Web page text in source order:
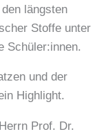
längsten
Stoffe unter
Schüler:innen.
und der
Highlight.
Prof. Dr.